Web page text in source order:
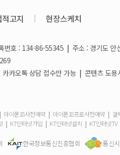
향! 2026-03-25
2026-02-10
고지 | 현장스케치
번호 : 134-86-55345 | 주소 : 경기도 안
카오톡 상담 접수만 가능 | 콘텐츠 도
아이폰18사전예약 | 아이폰18프로사전예약 | 갤
| KT인터넷가입 | KT인터넷설치 | KT인터넷TV
한국정보통신진흥협회 통신